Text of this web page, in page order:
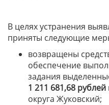
В целях устранения
приняты следующие
возвращены
обеспечение
задания
1 211 681,68 рублей
округа Жуковский;